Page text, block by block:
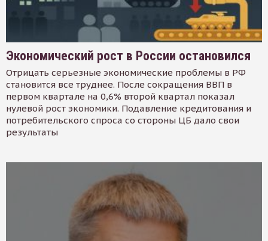
Экономический рост в России остановился
Отрицать серьезные экономические проблемы в РФ
становится все труднее. После сокращения ВВП в
первом квартале на 0,6% второй квартал показал
нулевой рост экономики. Подавление кредитования и
потребительского спроса со стороны ЦБ дало свои
результаты